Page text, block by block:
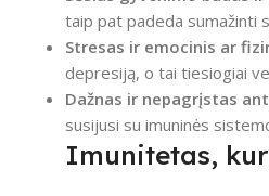
taip pat padeda sumažinti
Stresas ir emocinis ar
depresiją, o tai tiesiogiai
Dažnas ir nepagrįstas
susijusi su imuninės
Imunitetas,